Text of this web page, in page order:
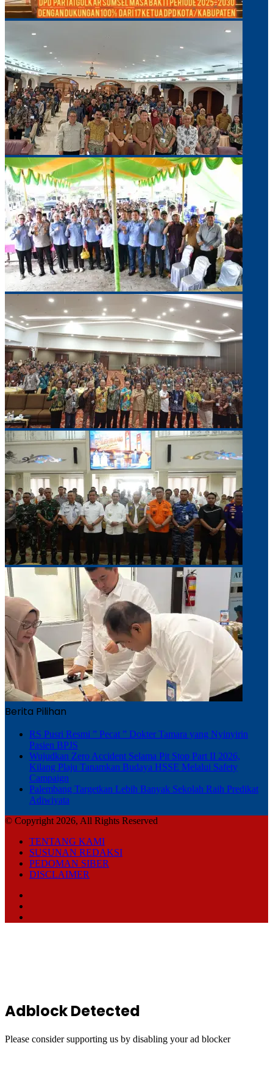
Berita Pilihan
RS Pusri Resmi ” Pecat ” Dokter Tamara yang Nyinyirin
Pasien BPJS
Wujudkan Zero Accident Selama Pit Stop Part II 2026,
Kilang Plaju Tanamkan Budaya HSSE Melalui Safety
Campaign
Palembang Targetkan Lebih Banyak Sekolah Raih Predikat
Adiwiyata
© Copyright 2026, All Rights Reserved
TENTANG KAMI
SUSUNAN REDAKSI
PEDOMAN SIBER
DISCLAIMER
Adblock Detected
Please consider supporting us by disabling your ad blocker